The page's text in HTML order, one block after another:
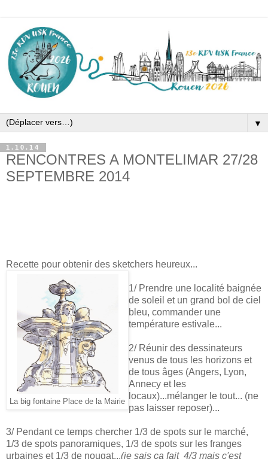
▼
1.10.14
RENCONTRES A MONTELIMAR 27/28
SEPTEMBRE 2014
Recette pour obtenir des sketchers heureux...
La big fontaine Place de la Mairie
1/ Prendre une localité baignée
de soleil et un grand bol de ciel
bleu, commander une
température estivale...
2/ Réunir des dessinateurs
venus de tous les horizons et
de tous âges (Angers, Lyon,
Annecy et les
locaux)...mélanger le tout... (ne
pas laisser reposer)...
3/ Pendant ce temps chercher 1/3 de spots sur le marché,
1/3 de spots panoramiques, 1/3 de spots sur les franges
urbaines et 1/3 de nougat...(je sais ca fait 4/3 mais c'est